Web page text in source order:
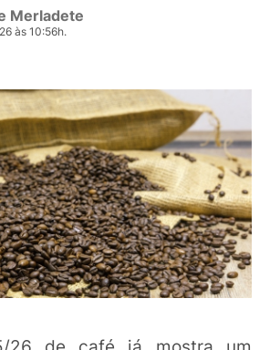
Merladete
às 10:56h.